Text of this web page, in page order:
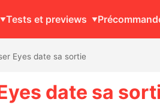
Tests et previews
Eyes date sa sortie
date sa